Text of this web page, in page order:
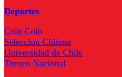
Deportes
Colo Colo
Seleccion Chilena
Universidad de Chile
Torneo Nacional